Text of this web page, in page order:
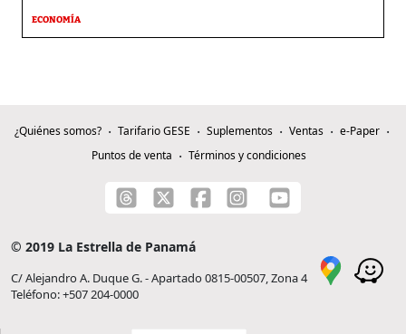
ECONOMÍA
¿Quiénes somos? Tarifario GESE Suplementos Ventas
e-Paper
Puntos de venta
Términos y condiciones
© 2019 La Estrella de Panamá
C/ Alejandro A. Duque G. - Apartado 0815-00507, Zona 4
Teléfono: +507 204-0000